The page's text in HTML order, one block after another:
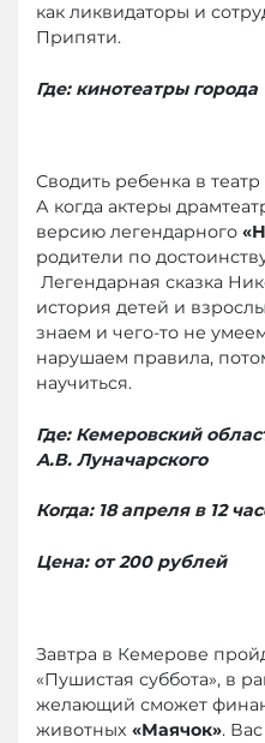
как ликвидаторы и
Припяти.
Где: кинотеатры города
Сводить ребенка в
А когда актеры
версию легендарного
родители по
Легендарная сказка
история детей и
знаем и чего-то не
нарушаем правила,
научиться.
Где: Кемеровский
А.В. Луначарского
Когда: 18 апреля в 12
Цена: от 200 рублей
Завтра в Кемерове
«Пушистая суббота», в
желающий сможет
животных «Маячок».